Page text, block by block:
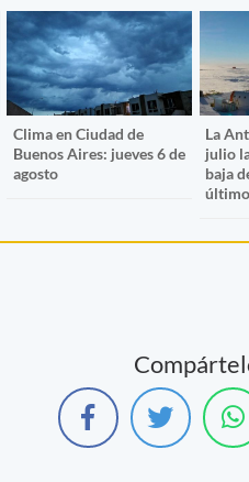
Clima en Ciudad de
Buenos Aires: jueves 6 de
agosto
La
julio
baja